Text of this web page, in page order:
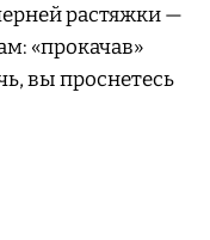
растяжки —
«прокачав»
вы проснетесь